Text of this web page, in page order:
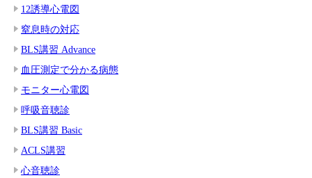
12誘導心電図
窒息時の対応
BLS講習 Advance
血圧測定で分かる病態
モニター心電図
呼吸音聴診
BLS講習 Basic
ACLS講習
心音聴診